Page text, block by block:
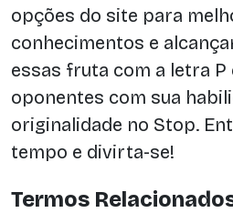
opções do site para
conhecimentos e
essas fruta com a letra P
oponentes com sua
originalidade no Stop.
tempo e divirta-se!
Termos